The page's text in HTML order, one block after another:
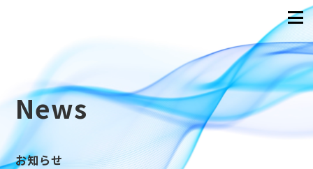
News
お知らせ